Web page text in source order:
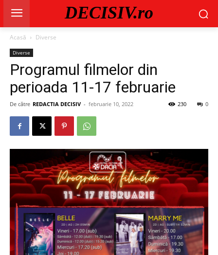
DECISIV.ro
Acasă Diverse
Diverse
Programul filmelor din
perioada 11-17 februarie
De către REDACTIA DECISIV - februarie 10, 2022 0
230